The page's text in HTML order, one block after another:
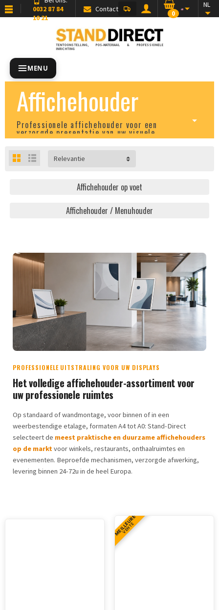
0032 87 84
10 21
Contact NL
0
TENTOONSTELLING, POS-MATERIAAL & PROFESSIONELE
INRICHTING
MENU
Affichehouder
Professionele affichehouder voor een
verzorgde presentatie van uw visuele
communicatie
Relevantie
Affichehouder op voet
Affichehouder / Menuhouder
PROFESSIONELE UITSTRALING VOOR UW DISPLAYS
Het volledige affichehouder-assortiment voor
uw professionele ruimtes
Op standaard of wandmontage, voor binnen of in een
weerbestendige etalage, formaten A4 tot A0: Stand-Direct
selecteert de meest praktische en duurzame affichehouders
op de markt voor winkels, restaurants, onthaalruimtes en
evenementen. Beproefde mechanismen, verzorgde afwerking,
levering binnen 24-72u in de heel Europa.
MEILLEURE
VENTE